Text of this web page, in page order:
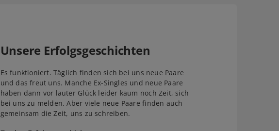
Unsere Erfolgsgeschichten
Es funktioniert. Täglich finden sich bei uns neue Paare
und das freut uns. Manche Ex-Singles und neue Paare
haben dann vor lauter Glück leider kaum noch Zeit, sich
bei uns zu melden. Aber viele neue Paare finden auch
gemeinsam die Zeit, uns zu schreiben.